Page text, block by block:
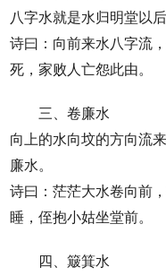
八字水就是水归明堂以
诗曰：向前来水八字流
死，家败人亡怨此由。
三、卷廉水
向上的水向坟的方向流
廉水。
诗曰：茫茫大水卷向前
睡，侄抱小姑坐堂前。
四、簸箕水